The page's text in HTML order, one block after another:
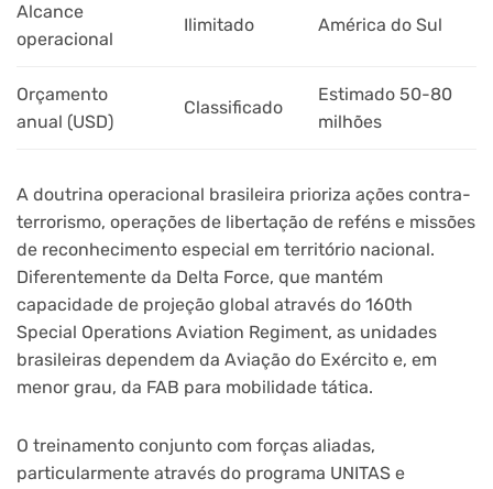
Alcance
operacional
Ilimitado América do Sul
Orçamento
anual (USD)
Classificado
Estimado 50-80
milhões
A doutrina operacional brasileira prioriza ações contra-
terrorismo, operações de libertação de reféns e missões
de reconhecimento especial em território nacional.
Diferentemente da Delta Force, que mantém
capacidade de projeção global através do 160th
Special Operations Aviation Regiment, as unidades
brasileiras dependem da Aviação do Exército e, em
menor grau, da FAB para mobilidade tática.
O treinamento conjunto com forças aliadas,
particularmente através do programa UNITAS e